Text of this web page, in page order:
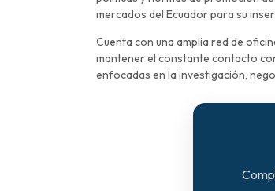
mercados del Ecuador para su
Cuenta con una amplia red de
mantener el constante contacto
enfocadas en la investigación,